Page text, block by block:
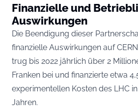
Finanzielle und
Auswirkungen
Die Beendigung dieser
finanzielle Auswirkungen auf
trug bis 2022 jährlich über 2
Franken bei und finanzierte etwa
experimentellen Kosten des LHC
Jahren.